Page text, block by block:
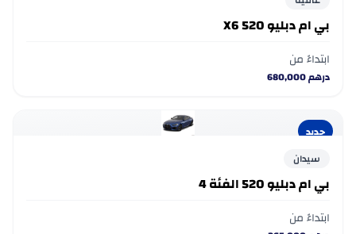
بي ام دبليو 520 X6
ابتداءً من
درهم680,000
جديد
سيدان
بي ام دبليو 520 الفئة 4
ابتداءً من